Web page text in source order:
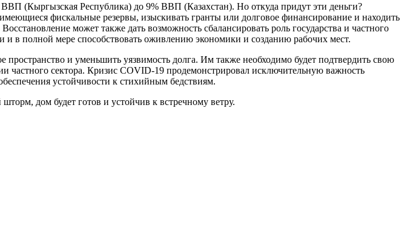
(Кыргызская Республика) до 9% ВВП (Казахстан). Но откуда придут эти деньги?
фискальные резервы, изыскивать гранты или долговое финансирование и находить
может также дать возможность сбалансировать роль государства и частного
в полной мере способствовать оживлению экономики и созданию рабочих мест.
и уменьшить уязвимость долга. Им также необходимо будет подтвердить свою
частного сектора. Кризис COVID-19 продемонстрировал исключительную важность
устойчивости к стихийным бедствиям.
дом будет готов и устойчив к встречному ветру.